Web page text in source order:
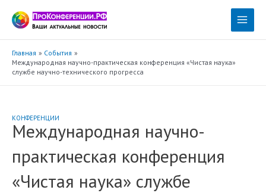
содержимому
Main
Главная
События
Международная научно-практическая конференция «Чистая наука»
службе научно-технического прогресса
КОНФЕРЕНЦИИ
Международная научно-
практическая конференция
«Чистая наука» службе